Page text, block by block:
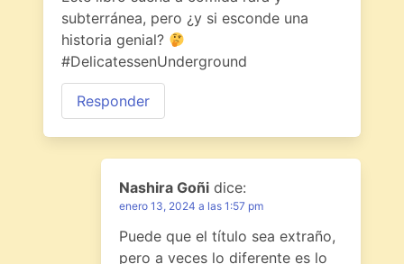
subterránea, pero ¿y si esconde una
historia genial?
#DelicatessenUnderground
Responder
Nashira Goñi dice:
enero 13, 2024 a las 1:57 pm
Puede que el título sea extraño,
pero a veces lo diferente es lo